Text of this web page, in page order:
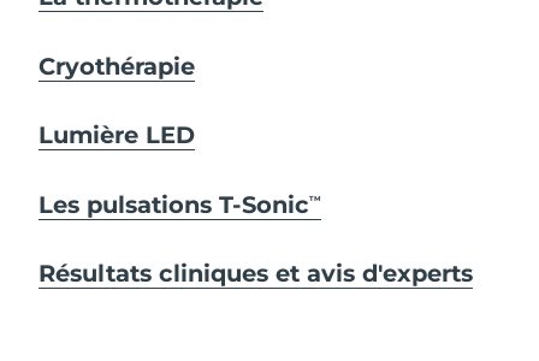
Cryothérapie
Lumière LED
Les pulsations T-SonicTM
Résultats cliniques et avis d'experts